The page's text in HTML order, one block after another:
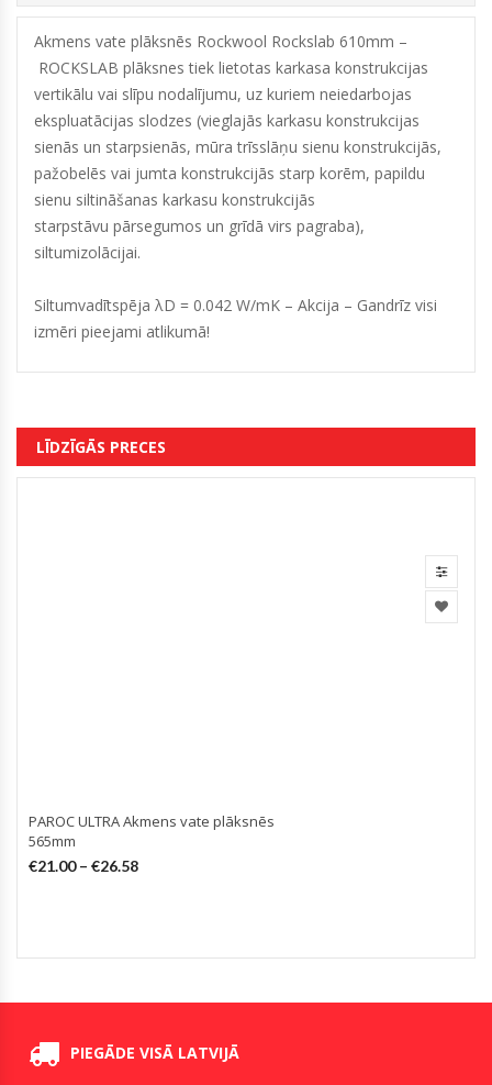
Akmens vate plāksnēs Rockwool Rockslab 610mm –
ROCKSLAB plāksnes tiek lietotas karkasa konstrukcijas
vertikālu vai slīpu nodalījumu, uz kuriem neiedarbojas
ekspluatācijas slodzes (vieglajās karkasu konstrukcijas
sienās un starpsienās, mūra trīsslāņu sienu konstrukcijās,
pažobelēs vai jumta konstrukcijās starp korēm, papildu
sienu siltināšanas karkasu konstrukcijās
starpstāvu pārsegumos un grīdā virs pagraba),
siltumizolācijai.
Siltumvadītspēja λD = 0.042 W/mK – Akcija – Gandrīz visi
izmēri pieejami atlikumā!
LĪDZĪGĀS PRECES
PAROC ULTRA Akmens vate plāksnēs
565mm
€21.00– €26.58
PIEGĀDE VISĀ LATVIJĀ